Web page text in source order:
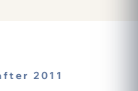
2011